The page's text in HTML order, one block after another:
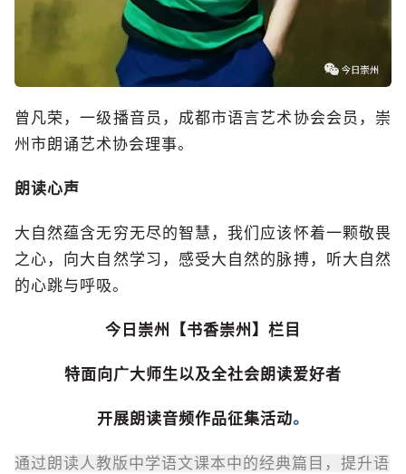
曾凡荣，一级播音员，成都市语言艺术协会会员，崇
州市朗诵艺术协会理事。
朗读心声
大自然蕴含无穷无尽的智慧，我们应该怀着一颗敬畏
之心，向大自然学习，感受大自然的脉搏，听大自然
的心跳与呼吸。
今日崇州【书香崇州】栏目
特面向广大师生以及全社会朗读爱好者
开展朗读音频作品征集活动。
通过朗读人教版中学语文课本中的经典篇目，提升语